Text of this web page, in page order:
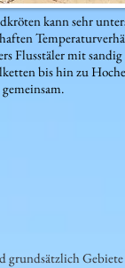
kann sehr
Flusstäler mit
bis hin zu
grundsätzlich